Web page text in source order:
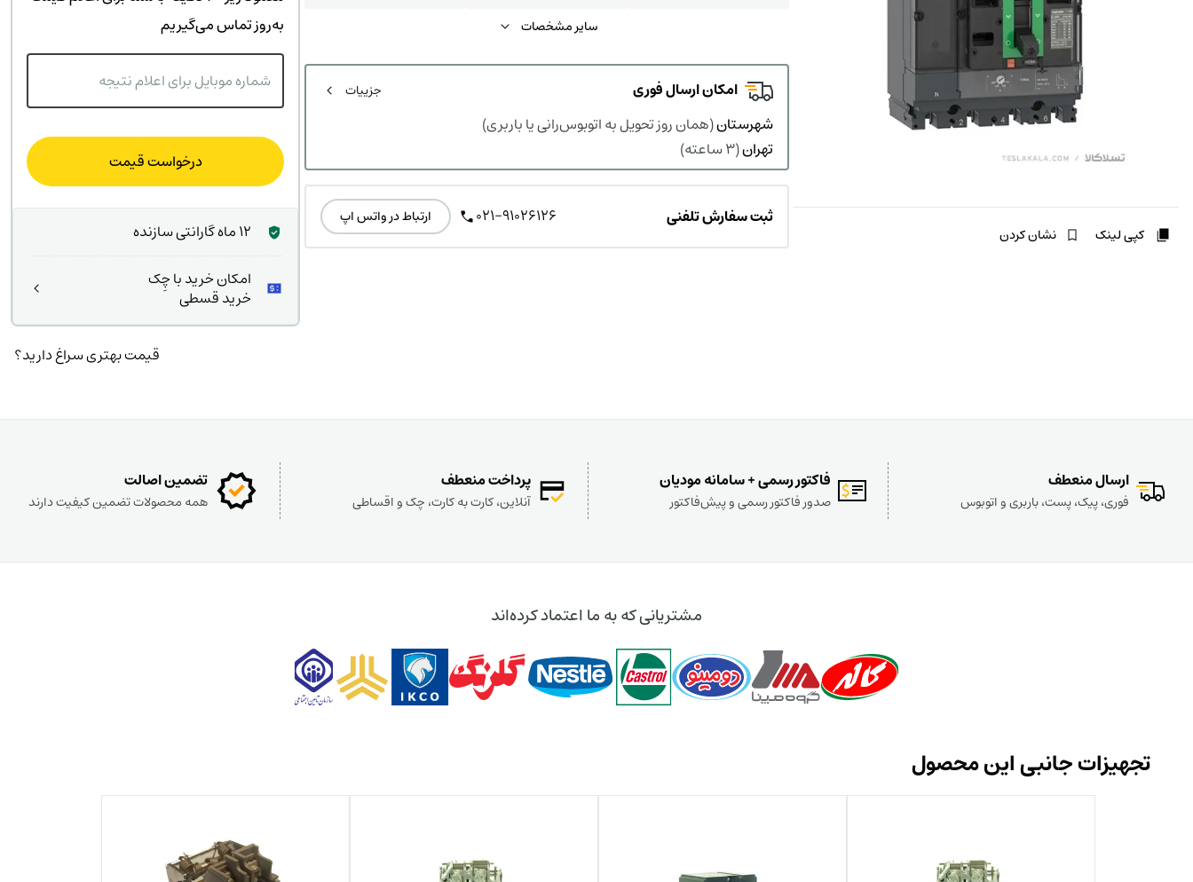
کپی لینک نشان کردن
سایر مشخصات
امکان ارسال فوری جزییات
شهرستان(همان روز تحویل به اتوبوس‌رانی یا باربری)
تهران(3 ساعته)
ثبت سفارش تلفنی 021-91026126 ارتباط در واتس اپ
بود.
ت.
به‌روز تماس می‌گیریم
شماره موبایل برای اعلام نتیجه
درخواست قیمت
12 ماه گارانتی سازنده
امکان خرید با چِک
خرید قسطی
قیمت بهتری سراغ دارید؟
ارسال منعطف
فوری، پیک، پست، باربری و اتوبوس
فاکتور رسمی + سامانه مودیان
صدور فاکتور رسمی و پیش‌فاکتور
پرداخت منعطف
آنلاین، کارت به کارت، چک و اقساطی
تضمین اصالت
همه محصولات تضمین کیفیت دارند
مشتریانی که به ما اعتماد کرده‌اند
تجهیزات جانبی این محصول